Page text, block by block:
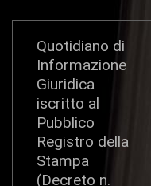
Quotidiano di
Informazione
Giuridica
iscritto al
Pubblico
Registro della
Stampa
(Decreto n.